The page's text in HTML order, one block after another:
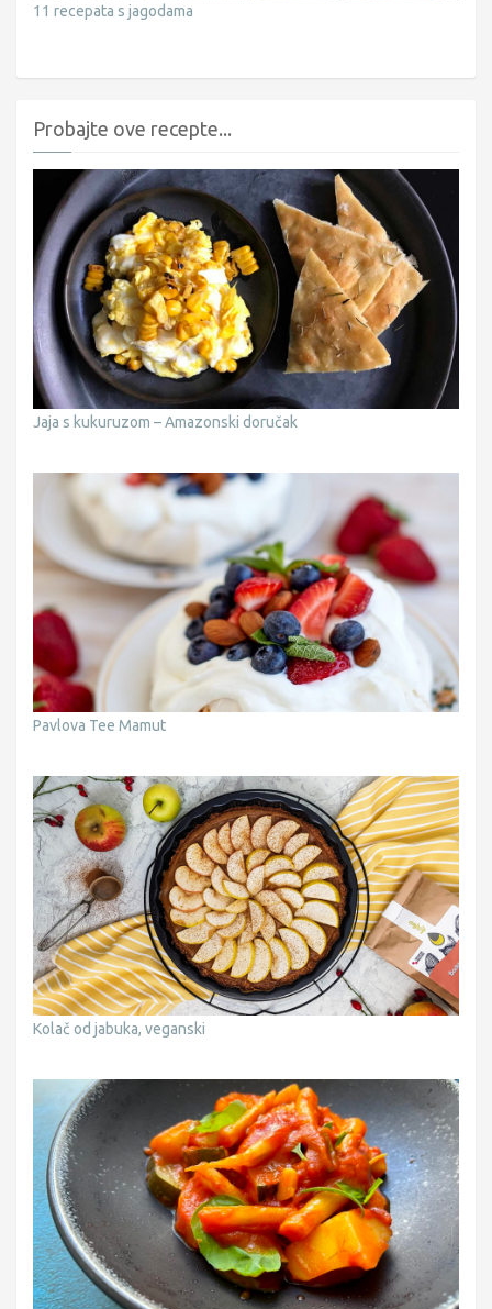
11 recepata s jagodama
Probajte ove recepte...
Jaja s kukuruzom – Amazonski doručak
Pavlova Tee Mamut
Kolač od jabuka, veganski